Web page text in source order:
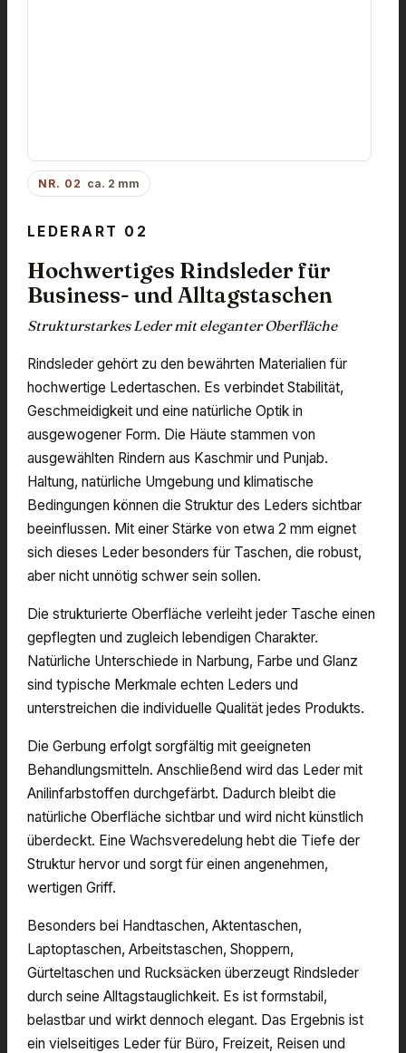
NR. 02 ca. 2 mm
LEDERART 02
Hochwertiges Rindsleder für
Business- und Alltagstaschen
Strukturstarkes Leder mit eleganter Oberfläche
Rindsleder gehört zu den bewährten Materialien für
hochwertige Ledertaschen. Es verbindet Stabilität,
Geschmeidigkeit und eine natürliche Optik in
ausgewogener Form. Die Häute stammen von
ausgewählten Rindern aus Kaschmir und Punjab.
Haltung, natürliche Umgebung und klimatische
Bedingungen können die Struktur des Leders sichtbar
beeinflussen. Mit einer Stärke von etwa 2 mm eignet
sich dieses Leder besonders für Taschen, die robust,
aber nicht unnötig schwer sein sollen.
Die strukturierte Oberfläche verleiht jeder Tasche einen
gepflegten und zugleich lebendigen Charakter.
Natürliche Unterschiede in Narbung, Farbe und Glanz
sind typische Merkmale echten Leders und
unterstreichen die individuelle Qualität jedes Produkts.
Die Gerbung erfolgt sorgfältig mit geeigneten
Behandlungsmitteln. Anschließend wird das Leder mit
Anilinfarbstoffen durchgefärbt. Dadurch bleibt die
natürliche Oberfläche sichtbar und wird nicht künstlich
überdeckt. Eine Wachsveredelung hebt die Tiefe der
Struktur hervor und sorgt für einen angenehmen,
wertigen Griff.
Besonders bei Handtaschen, Aktentaschen,
Laptoptaschen, Arbeitstaschen, Shoppern,
Gürteltaschen und Rucksäcken überzeugt Rindsleder
durch seine Alltagstauglichkeit. Es ist formstabil,
belastbar und wirkt dennoch elegant. Das Ergebnis ist
ein vielseitiges Leder für Büro, Freizeit, Reisen und